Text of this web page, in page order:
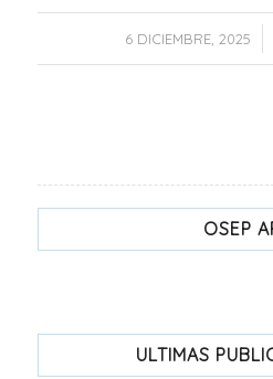
6 DICIEMBRE, 2025
/
OSEP
ULTIMAS